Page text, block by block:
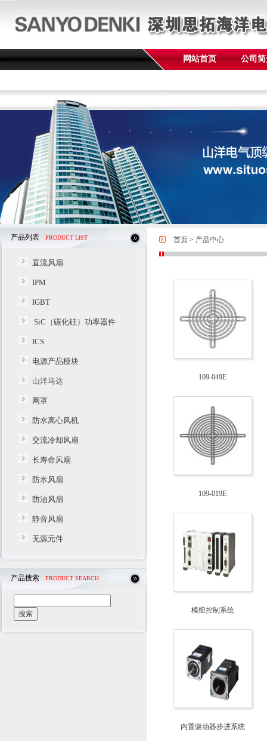
网站首页 公司简
产品列表 PRODUCT LIST
直流风扇
IPM
IGBT
SiC（碳化硅）功率器件
ICS
电源产品模块
山洋马达
网罩
防水离心风机
交流冷却风扇
长寿命风扇
防水风扇
防油风扇
静音风扇
无源元件
产品搜索 PRODUCT SEARCH
首页 > 产品中心
109-049E
109-019E
模组控制系统
内置驱动器步进系统